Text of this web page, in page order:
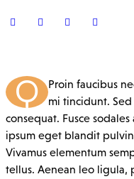
Q
Proin faucibus
mi tincidunt.
consequat. Fusce
ipsum eget blandit
Vivamus elementum
tellus. Aenean leo ligula,